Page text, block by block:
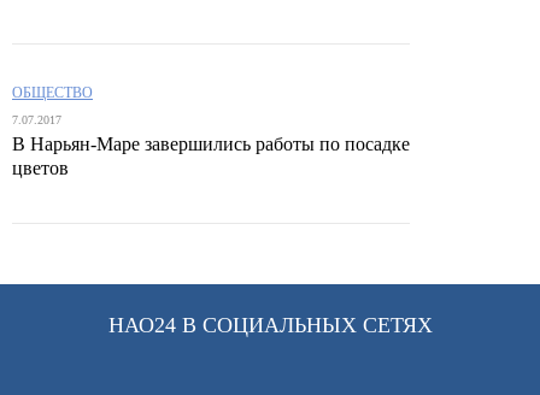
ОБЩЕСТВО
7.07.2017
В Нарьян-Маре завершились работы по посадке
цветов
НАО24 В СОЦИАЛЬНЫХ СЕТЯХ